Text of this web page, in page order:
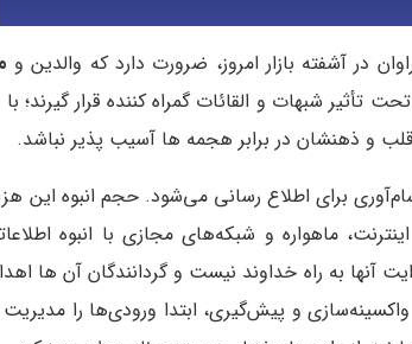
در آشفته بازار امروز، ضرورت دارد که والدین و
تأثیر شبهات و القائات گمراه کننده قرار گیرند؛
قلب و ذهنشان در برابر هجمه ها آسیب پذیر نباشد.
برای اطلاع رسانی می‌شود. حجم انبوه این
ماهواره و شبکه‌های مجازی با انبوه
آنها به راه خداوند نیست و گردانندگان آن ها
و پیش‌گیری، ابتدا ورودی‌ها را مدیریت